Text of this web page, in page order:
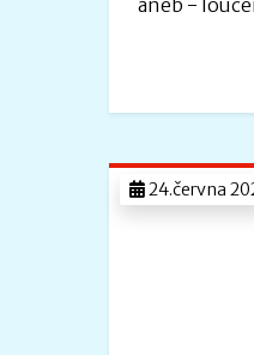
aneb -
24.června